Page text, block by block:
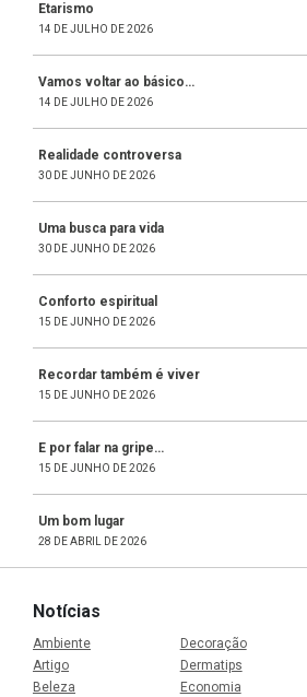
Etarismo
14 DE JULHO DE 2026
Vamos voltar ao básico…
14 DE JULHO DE 2026
Realidade controversa
30 DE JUNHO DE 2026
Uma busca para vida
30 DE JUNHO DE 2026
Conforto espiritual
15 DE JUNHO DE 2026
Recordar também é viver
15 DE JUNHO DE 2026
E por falar na gripe…
15 DE JUNHO DE 2026
Um bom lugar
28 DE ABRIL DE 2026
Notícias
Ambiente
Artigo
Beleza
Decoração
Dermatips
Economia